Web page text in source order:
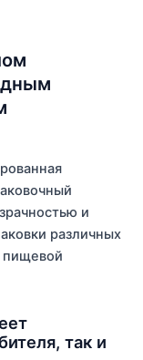
и
различных
пищевой
так и